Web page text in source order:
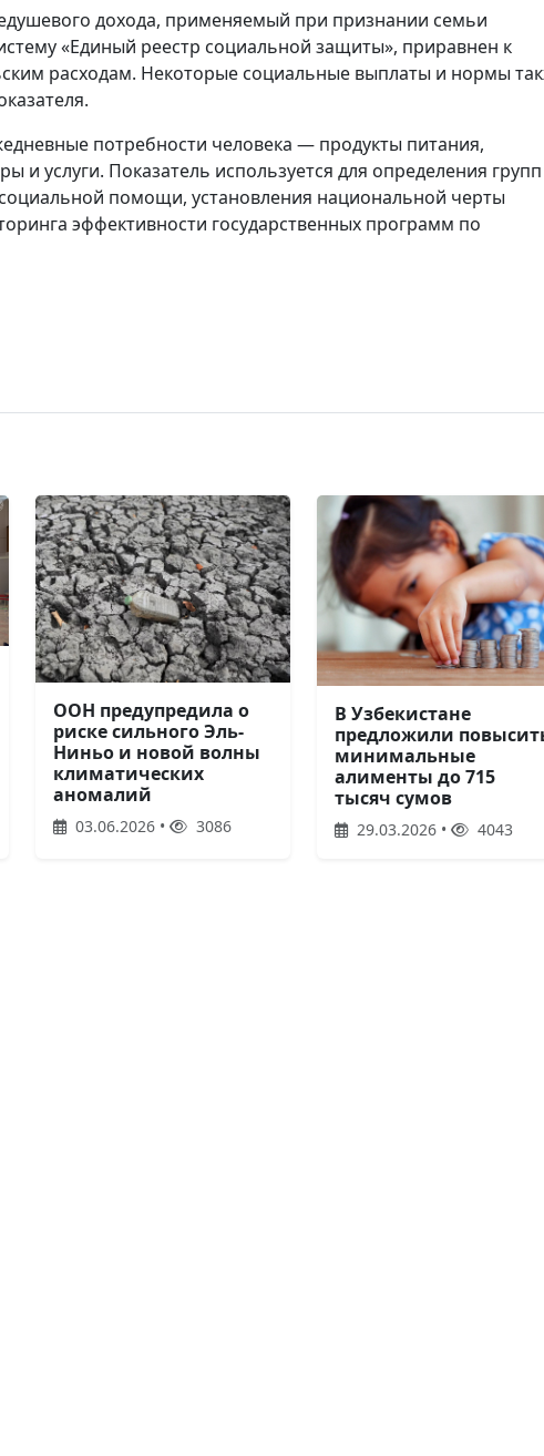
дохода, применяемый при признании семьи
«Единый реестр социальной защиты», приравнен к
расходам. Некоторые социальные выплаты и нормы
потребности человека — продукты питания,
и услуги. Показатель используется для определения групп
помощи, установления национальной черты
эффективности государственных программ по
ООН предупредила о
риске сильного Эль-
Ниньо и новой волны
климатических
аномалий
03.06.2026 • 3086
В Узбекистане
предложили
минимальные
алименты до 715
тысяч сумов
29.03.2026 • 4043